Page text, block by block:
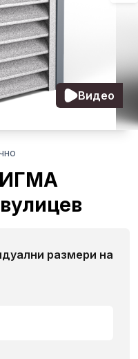
Видео
размери на